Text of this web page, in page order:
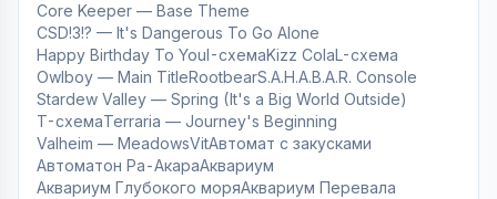
Core Keeper — Base Theme
CSD!3!? — It's Dangerous To Go Alone
Happy Birthday To YouI-схемаKizz ColaL-схема
Owlboy — Main TitleRootbearS.A.H.A.B.A.R. Console
Stardew Valley — Spring (It's a Big World Outside)
T-схемаTerraria — Journey's Beginning
Valheim — MeadowsVitАвтомат с закусками
Автоматон Ра-АкараАквариум
Аквариум Глубокого моряАквариум Перевала